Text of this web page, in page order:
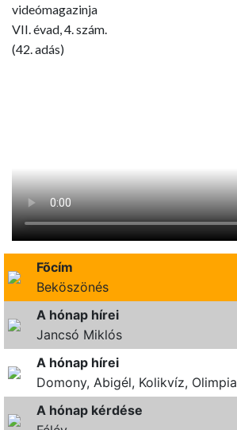
videómagazinja
VII. évad, 4. szám.
(42. adás)
Fõcím
Beköszönés
A hónap hírei
Jancsó Miklós
A hónap hírei
Domony, Abigél, Kolikvíz, Olimpia
A hónap kérdése